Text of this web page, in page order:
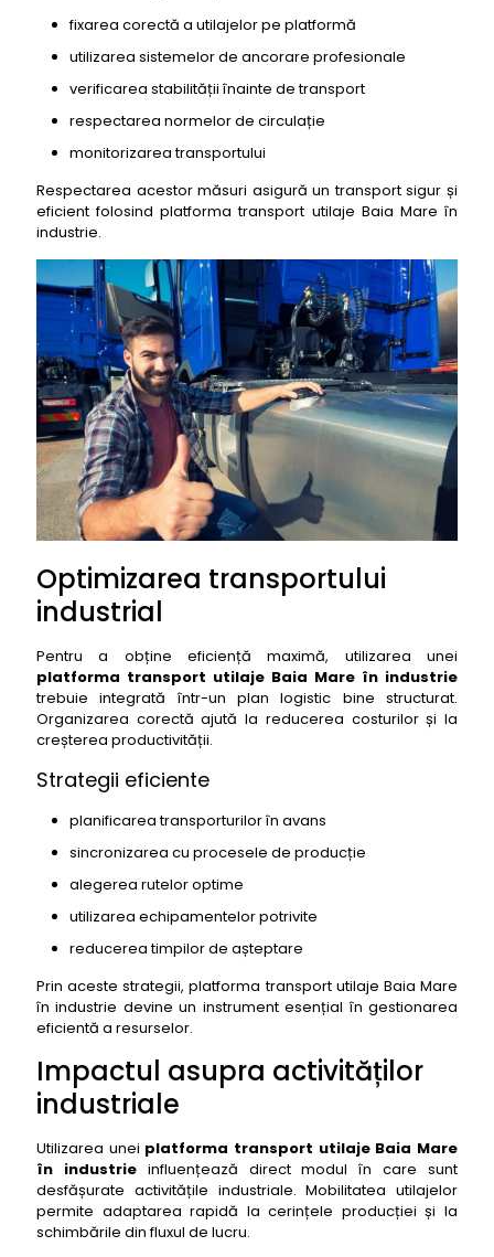
fixarea corectă a utilajelor pe platformă
utilizarea sistemelor de ancorare profesionale
verificarea stabilității înainte de transport
respectarea normelor de circulație
monitorizarea transportului
Respectarea acestor măsuri asigură un transport sigur și
eficient folosind platforma transport utilaje Baia Mare în
industrie.
Optimizarea transportului
industrial
Pentru a obține eficiență maximă, utilizarea unei
platforma transport utilaje Baia Mare în industrie
trebuie integrată într-un plan logistic bine structurat.
Organizarea corectă ajută la reducerea costurilor și la
creșterea productivității.
Strategii eficiente
planificarea transporturilor în avans
sincronizarea cu procesele de producție
alegerea rutelor optime
utilizarea echipamentelor potrivite
reducerea timpilor de așteptare
Prin aceste strategii, platforma transport utilaje Baia Mare
în industrie devine un instrument esențial în gestionarea
eficientă a resurselor.
Impactul asupra activităților
industriale
Utilizarea unei platforma transport utilaje Baia Mare
în industrieinfluențează direct modul în care sunt
desfășurate activitățile industriale. Mobilitatea utilajelor
permite adaptarea rapidă la cerințele producției și la
schimbările din fluxul de lucru.